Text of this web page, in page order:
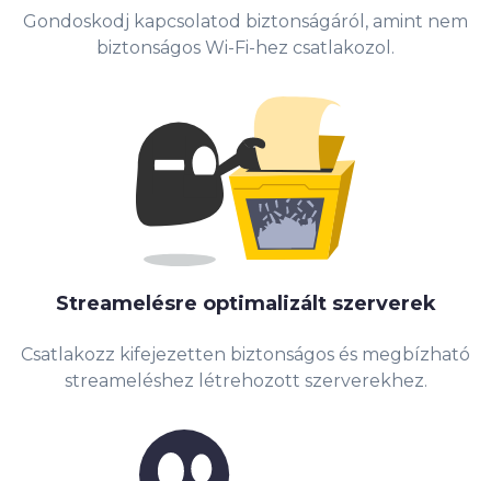
Gondoskodj kapcsolatod biztonságáról, amint nem
biztonságos Wi-Fi-hez csatlakozol.
Streamelésre optimalizált szerverek
Csatlakozz kifejezetten biztonságos és megbízható
streameléshez létrehozott szerverekhez.